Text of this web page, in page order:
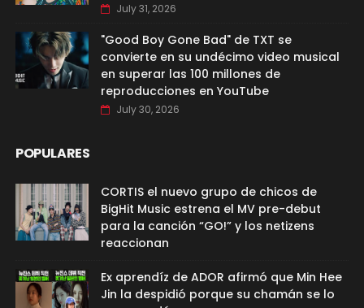
July 31, 2026
"Good Boy Gone Bad" de TXT se
convierte en su undécimo video musical
en superar las 100 millones de
reproducciones en YouTube
July 30, 2026
POPULARES
CORTIS el nuevo grupo de chicos de
BigHit Music estrena el MV pre-debut
para la canción “GO!” y los netizens
reaccionan
Ex aprendíz de ADOR afirmó que Min Hee
Jin la despidió porque su chamán se lo